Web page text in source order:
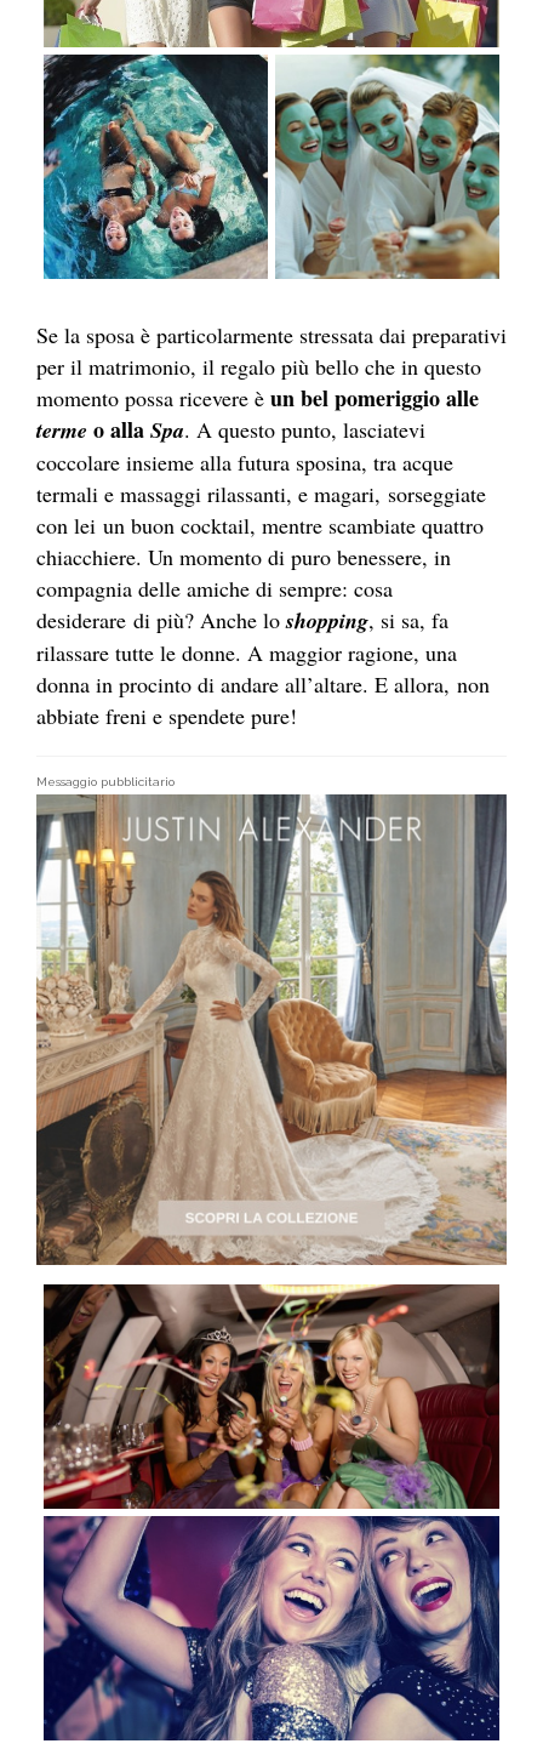
Se la sposa è particolarmente stressata dai preparativi
per il matrimonio, il regalo più bello che in questo
momento possa ricevere è un bel pomeriggio alle
terme o alla Spa. A questo punto, lasciatevi
coccolare insieme alla futura sposina, tra acque
termali e massaggi rilassanti, e magari, sorseggiate
con lei un buon cocktail, mentre scambiate quattro
chiacchiere. Un momento di puro benessere, in
compagnia delle amiche di sempre: cosa
desiderare di più? Anche loshopping, si sa, fa
rilassare tutte le donne. A maggior ragione, una
donna in procinto di andare all’altare. E allora, non
abbiate freni e spendete pure!
Messaggio pubblicitario